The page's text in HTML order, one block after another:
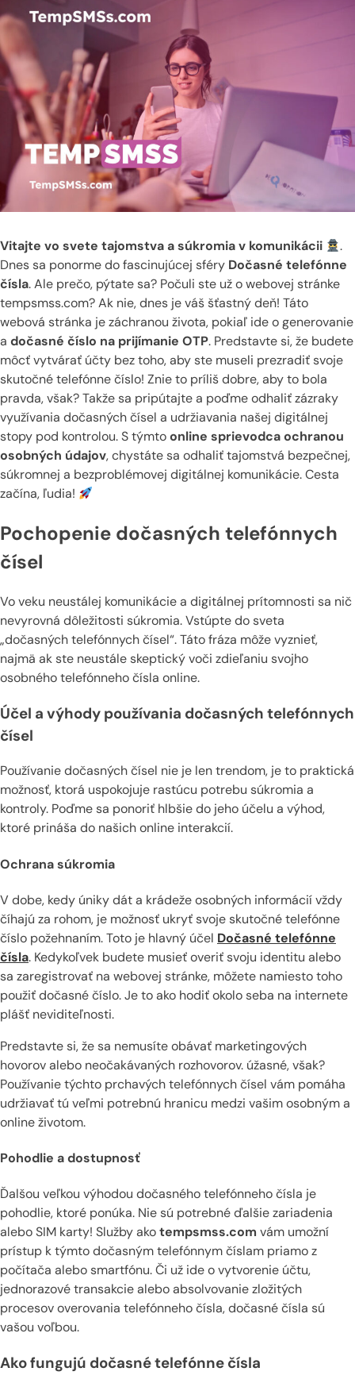
Vitajte vo svete tajomstva a súkromia v komunikácii
.
Dnes sa ponorme do fascinujúcej sféry Dočasné telefónne
čísla. Ale prečo, pýtate sa? Počuli ste už o webovej stránke
tempsmss.com? Ak nie, dnes je váš šťastný deň! Táto
webová stránka je záchranou života, pokiaľ ide o generovanie
a dočasné číslo na prijímanie OTP. Predstavte si, že budete
môcť vytvárať účty bez toho, aby ste museli prezradiť svoje
skutočné telefónne číslo! Znie to príliš dobre, aby to bola
pravda, však? Takže sa pripútajte a poďme odhaliť zázraky
využívania dočasných čísel a udržiavania našej digitálnej
stopy pod kontrolou. S týmtoonline sprievodca ochranou
osobných údajov, chystáte sa odhaliť tajomstvá bezpečnej,
súkromnej a bezproblémovej digitálnej komunikácie. Cesta
začína, ľudia!
Pochopenie dočasných telefónnych
čísel
Vo veku neustálej komunikácie a digitálnej prítomnosti sa nič
nevyrovná dôležitosti súkromia. Vstúpte do sveta
„dočasných telefónnych čísel“. Táto fráza môže vyznieť,
najmä ak ste neustále skeptický voči zdieľaniu svojho
osobného telefónneho čísla online.
Účel a výhody používania dočasných telefónnych
čísel
Používanie dočasných čísel nie je len trendom, je to praktická
možnosť, ktorá uspokojuje rastúcu potrebu súkromia a
kontroly. Poďme sa ponoriť hlbšie do jeho účelu a výhod,
ktoré prináša do našich online interakcií.
Ochrana súkromia
V dobe, kedy úniky dát a krádeže osobných informácií vždy
číhajú za rohom, je možnosť ukryť svoje skutočné telefónne
číslo požehnaním. Toto je hlavný účel Dočasné telefónne
čísla. Kedykoľvek budete musieť overiť svoju identitu alebo
sa zaregistrovať na webovej stránke, môžete namiesto toho
použiť dočasné číslo. Je to ako hodiť okolo seba na internete
plášť neviditeľnosti.
Predstavte si, že sa nemusíte obávať marketingových
hovorov alebo neočakávaných rozhovorov. úžasné, však?
Používanie týchto prchavých telefónnych čísel vám pomáha
udržiavať tú veľmi potrebnú hranicu medzi vašim osobným a
online životom.
Pohodlie a dostupnosť
Ďalšou veľkou výhodou dočasného telefónneho čísla je
pohodlie, ktoré ponúka. Nie sú potrebné ďalšie zariadenia
alebo SIM karty! Služby akotempsmss.com vám umožní
prístup k týmto dočasným telefónnym číslam priamo z
počítača alebo smartfónu. Či už ide o vytvorenie účtu,
jednorazové transakcie alebo absolvovanie zložitých
procesov overovania telefónneho čísla, dočasné čísla sú
vašou voľbou.
Ako fungujú dočasné telefónne čísla